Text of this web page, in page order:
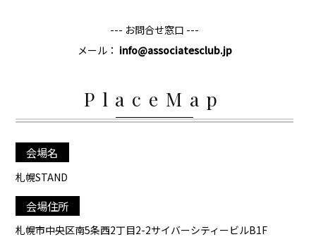
--- お問合せ窓口 ---
メール： info@associatesclub.jp
PlaceMap
会場名
札幌STAND
会場住所
札幌市中央区南5条西2丁目2-2サイバーシティービルB1F